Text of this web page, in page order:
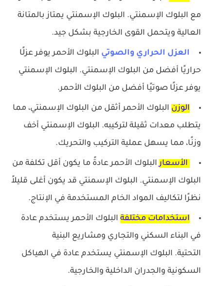
مع البلوك الإسمنتي. البلوك الإسمنتي يمتاز بالمتانة
العالية ويتحمل القوى الخارجية بشكل جيد.
العزل الحراري والصوتي البلوك الأحمر يوفر عزلًا
حراريًا أفضل من البلوك الإسمنتي. البلوك الإسمنتي
يوفر عزلًا صوتيًا أفضل من البلوك الأحمر.
الوزن البلوك الأحمر أثقل من البلوك الإسمنتي، مما
يتطلب معدات ثقيلة لتركيبه. البلوك الإسمنتي أخف
وزنًا، مما يسهل عملية التركيب والتحريك.
الأسعار البلوك الأحمر عادةً ما يكون أقل تكلفة من
البلوك الإسمنتي. البلوك الإسمنتي قد يكون أغلى قليلاً
نظرًا لتكاليف المواد الخام المستخدمة في الإنتاج.
استخدامات مختلفة البلوك الأحمر يستخدم عادة
في البناء السكني والتجاري ومشاريع البنية
التحتية. البلوك الإسمنتي يستخدم عادة في الهياكل
السكونية والجدران الداخلية والخارجية.